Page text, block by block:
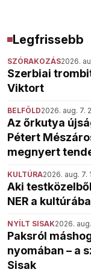
Legfrissebb
SZÓRAKOZÁS2026.
Szerbiai
Viktort
BELFÖLD2026. aug. 7.
Az őrkutya
Pétert
megnyert
KULTÚRA2026. aug. 7.
Aki
NER a
NYÍLT SISAK2026.
Paksról
nyomában – a
Sisak